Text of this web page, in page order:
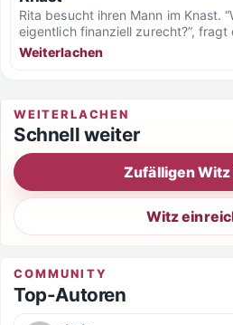
Rita besucht ihren Mann im Knast.
eigentlich finanziell zurecht?”,
“Ach,...
Weiterlachen
WEITERLACHEN
Schnell weiter
Zufälligen
Witz
COMMUNITY
Top-Autoren